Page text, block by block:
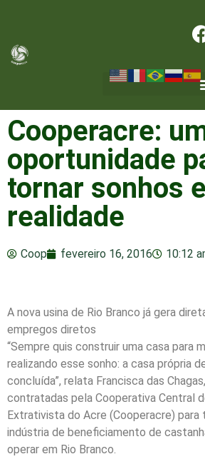
Cooperacre:
oportunidade
tornar sonhos
realidade
Coop fevereiro 16, 2016 10:12
A nova usina de Rio Branco já gera
empregos diretos
“Sempre quis construir uma casa para
realizando esse sonho: a casa própria
concluída”, relata Francisca das
contratadas pela Cooperativa Central
Extrativista do Acre (Cooperacre) para
indústria de beneficiamento de
operar em Rio Branco.